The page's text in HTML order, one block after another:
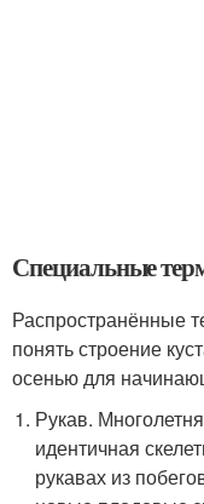
Специальные
Распространённые
понять строение
осенью для
Рукав.
идентичная
рукавах из